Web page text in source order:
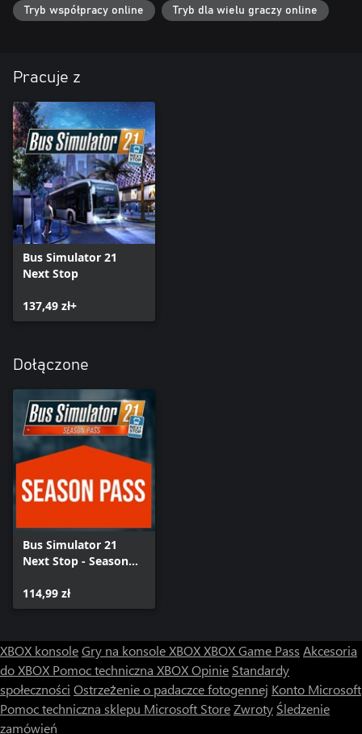
Tryb współpracy online Tryb dla wielu graczy online
Pracuje z
Bus Simulator 21
Next Stop
137,49 zł+
Dołączone
Bus Simulator 21
Next Stop - Season
114,99 zł
XBOX konsoleGry na konsole XBOXXBOX Game Pass Akcesoria
do XBOX Pomoc techniczna XBOXOpinie Standardy
społeczności Ostrzeżenie o padaczce fotogennej Konto Microsoft
Pomoc techniczna sklepu Microsoft StoreZwroty Śledzenie
zamówień